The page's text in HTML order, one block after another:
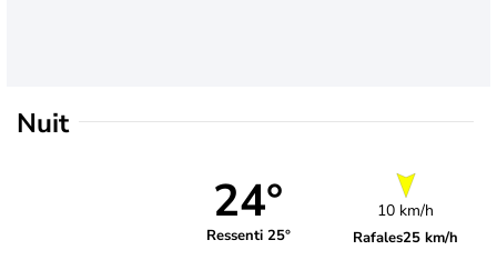
Nuit
24°
Ressenti 25°
10 km/h
Rafales25 km/h